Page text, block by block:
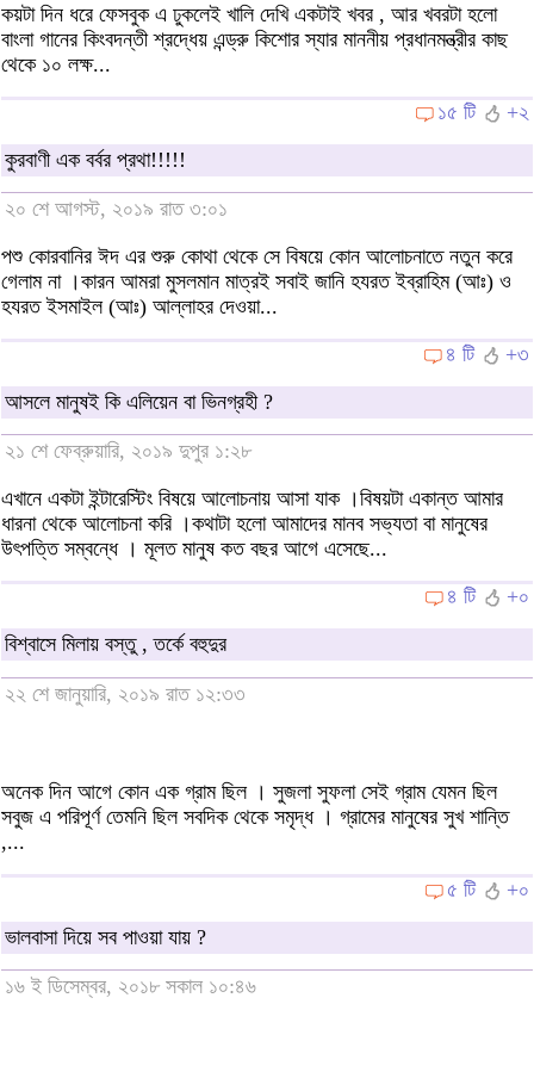
কয়টা দিন ধরে ফেসবুক এ ঢুকলেই খালি দেখি একটাই খবর , আর খবরটা হলো
বাংলা গানের কিংবদন্তী শ্রদ্ধেয় এন্ড্রু কিশোর স্যার মাননীয় প্রধানমন্ত্রীর কাছ
থেকে ১০ লক্ষ...
১৫ টি
+২
কুরবাণী এক বর্বর প্রথা!!!!!
২০ শে আগস্ট, ২০১৯ রাত ৩:০১
পশু কোরবানির ঈদ এর শুরু কোথা থেকে সে বিষয়ে কোন আলোচনাতে নতুন করে
গেলাম না ।কারন আমরা মুসলমান মাত্রই সবাই জানি হযরত ইব্রাহিম (আঃ) ও
হযরত ইসমাইল (আঃ) আল্লাহর দেওয়া...
৪ টি
+৩
আসলে মানুষই কি এলিয়েন বা ভিনগ্রহী ?
২১ শে ফেব্রুয়ারি, ২০১৯ দুপুর ১:২৮
এখানে একটা ইন্টারেস্টিং বিষয়ে আলোচনায় আসা যাক ।বিষয়টা একান্ত আমার
ধারনা থেকে আলোচনা করি ।কথাটা হলো আমাদের মানব সভ্যতা বা মানুষের
উৎপত্তি সম্বন্ধে । মূলত মানুষ কত বছর আগে এসেছে...
৪ টি
+০
বিশ্বাসে মিলায় বস্তু , তর্কে বহুদুর
২২ শে জানুয়ারি, ২০১৯ রাত ১২:৩৩
অনেক দিন আগে কোন এক গ্রাম ছিল । সুজলা সুফলা সেই গ্রাম যেমন ছিল
সবুজ এ পরিপূর্ণ তেমনি ছিল সবদিক থেকে সমৃদ্ধ । গ্রামের মানুষের সুখ শান্তি
,...
৫ টি
+০
ভালবাসা দিয়ে সব পাওয়া যায় ?
১৬ ই ডিসেম্বর, ২০১৮ সকাল ১০:৪৬